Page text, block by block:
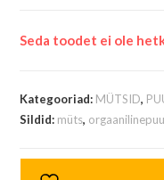
Seda toodet ei ole
Kategooriad: MÜTSID,
Sildid: müts,